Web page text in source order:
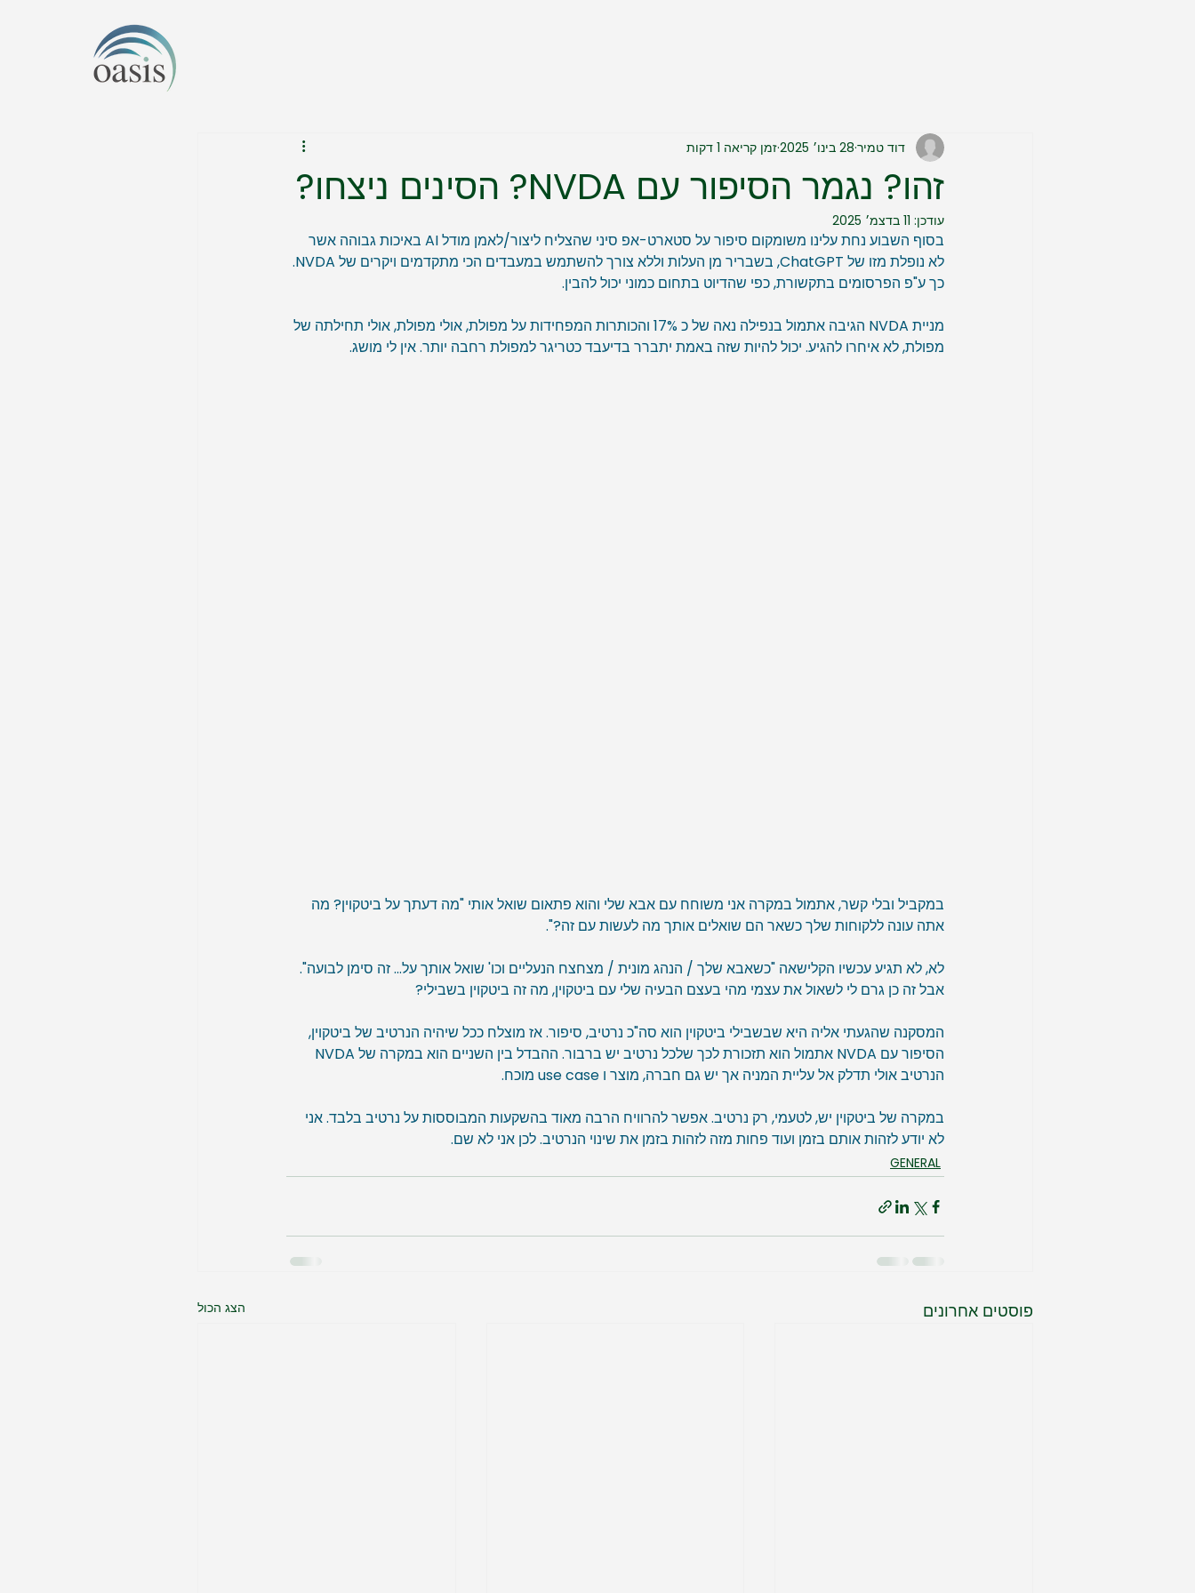
זהו? נגמר הסיפור עם NVDA? הסינים ניצחו?
דוד טמיר 28 בינו׳ 2025 זמן קריאה 1 דקות
עודכן: 11 בדצמ׳ 2025
בסוף השבוע נחת עלינו משומקום סיפור על סטארט-אפ סיני שהצליח ליצור/לאמן מודל AI באיכות גבוהה אשר
לא נופלת מזו של ChatGPT, בשבריר מן העלות וללא צורך להשתמש במעבדים הכי מתקדמים ויקרים של NVDA.
כך ע"פ הפרסומים בתקשורת, כפי שהדיוט בתחום כמוני יכול להבין.
מניית NVDA הגיבה אתמול בנפילה נאה של כ 17% והכותרות המפחידות על מפולת, אולי מפולת, אולי תחילתה של
מפולת, לא איחרו להגיע. יכול להיות שזה באמת יתברר בדיעבד כטריגר למפולת רחבה יותר. אין לי מושג.
במקביל ובלי קשר, אתמול במקרה אני משוחח עם אבא שלי והוא פתאום שואל אותי "מה דעתך על ביטקוין? מה
אתה עונה ללקוחות שלך כשאר הם שואלים אותך מה לעשות עם זה?".
לא, לא תגיע עכשיו הקלישאה "כשאבא שלך / הנהג מונית / מצחצח הנעליים וכו' שואל אותך על... זה סימן לבועה".
אבל זה כן גרם לי לשאול את עצמי מהי בעצם הבעיה שלי עם ביטקוין, מה זה ביטקוין בשבילי?
המסקנה שהגעתי אליה היא שבשבילי ביטקוין הוא סה"כ נרטיב, סיפור. אז מוצלח ככל שיהיה הנרטיב של ביטקוין,
הנרטיב אולי תדלק אל עליית המניה אך יש גם חברה, מוצר ו use case מוכח.
במקרה של ביטקוין יש, לטעמי, רק נרטיב. אפשר להרוויח הרבה מאוד בהשקעות המבוססות על נרטיב בלבד. אני
לא יודע לזהות אותם בזמן ועוד פחות מזה לזהות בזמן את שינוי הנרטיב. לכן אני לא שם.
GENERAL
פוסטים אחרונים הצג הכול